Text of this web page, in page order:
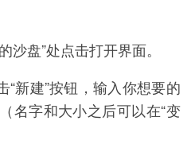
盘”处点击打开界面。
建”按钮，输入你想要的
名字和大小之后可以在“变